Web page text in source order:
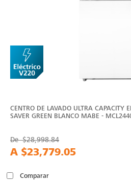
CENTRO DE LAVADO ULTRA CAPACITY
SAVER GREEN BLANCO MABE -
De$28,998.84
A $23,779.05
Comparar